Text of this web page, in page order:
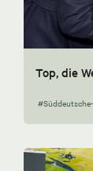
Top, die